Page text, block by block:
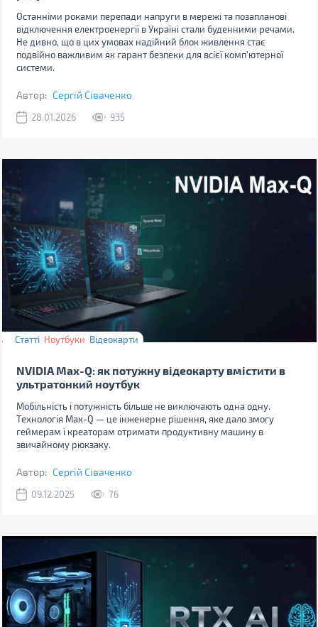
Останніми роками перепади напруги в мережі та позапланові
відключення електроенергії в Україні стали буденними речами.
Не дивно, що в цих умовах надійний блок живлення стає
подвійно важливим як гарант безпеки для всієї комп'ютерної
системи.
Автор: Сергій Сіваченко
28.01.2026 935
Статті Ноутбуки Відеокарти
NVIDIA Max-Q: як потужну відеокарту вмістити в
ультратонкий ноутбук
Мобільність і потужність більше не виключають одна одну.
Технологія Max-Q — це інженерне рішення, яке дало змогу
геймерам і креаторам отримати продуктивну машину в
звичайному рюкзаку.
Автор: Сергій Сіваченко
09.12.2025 76